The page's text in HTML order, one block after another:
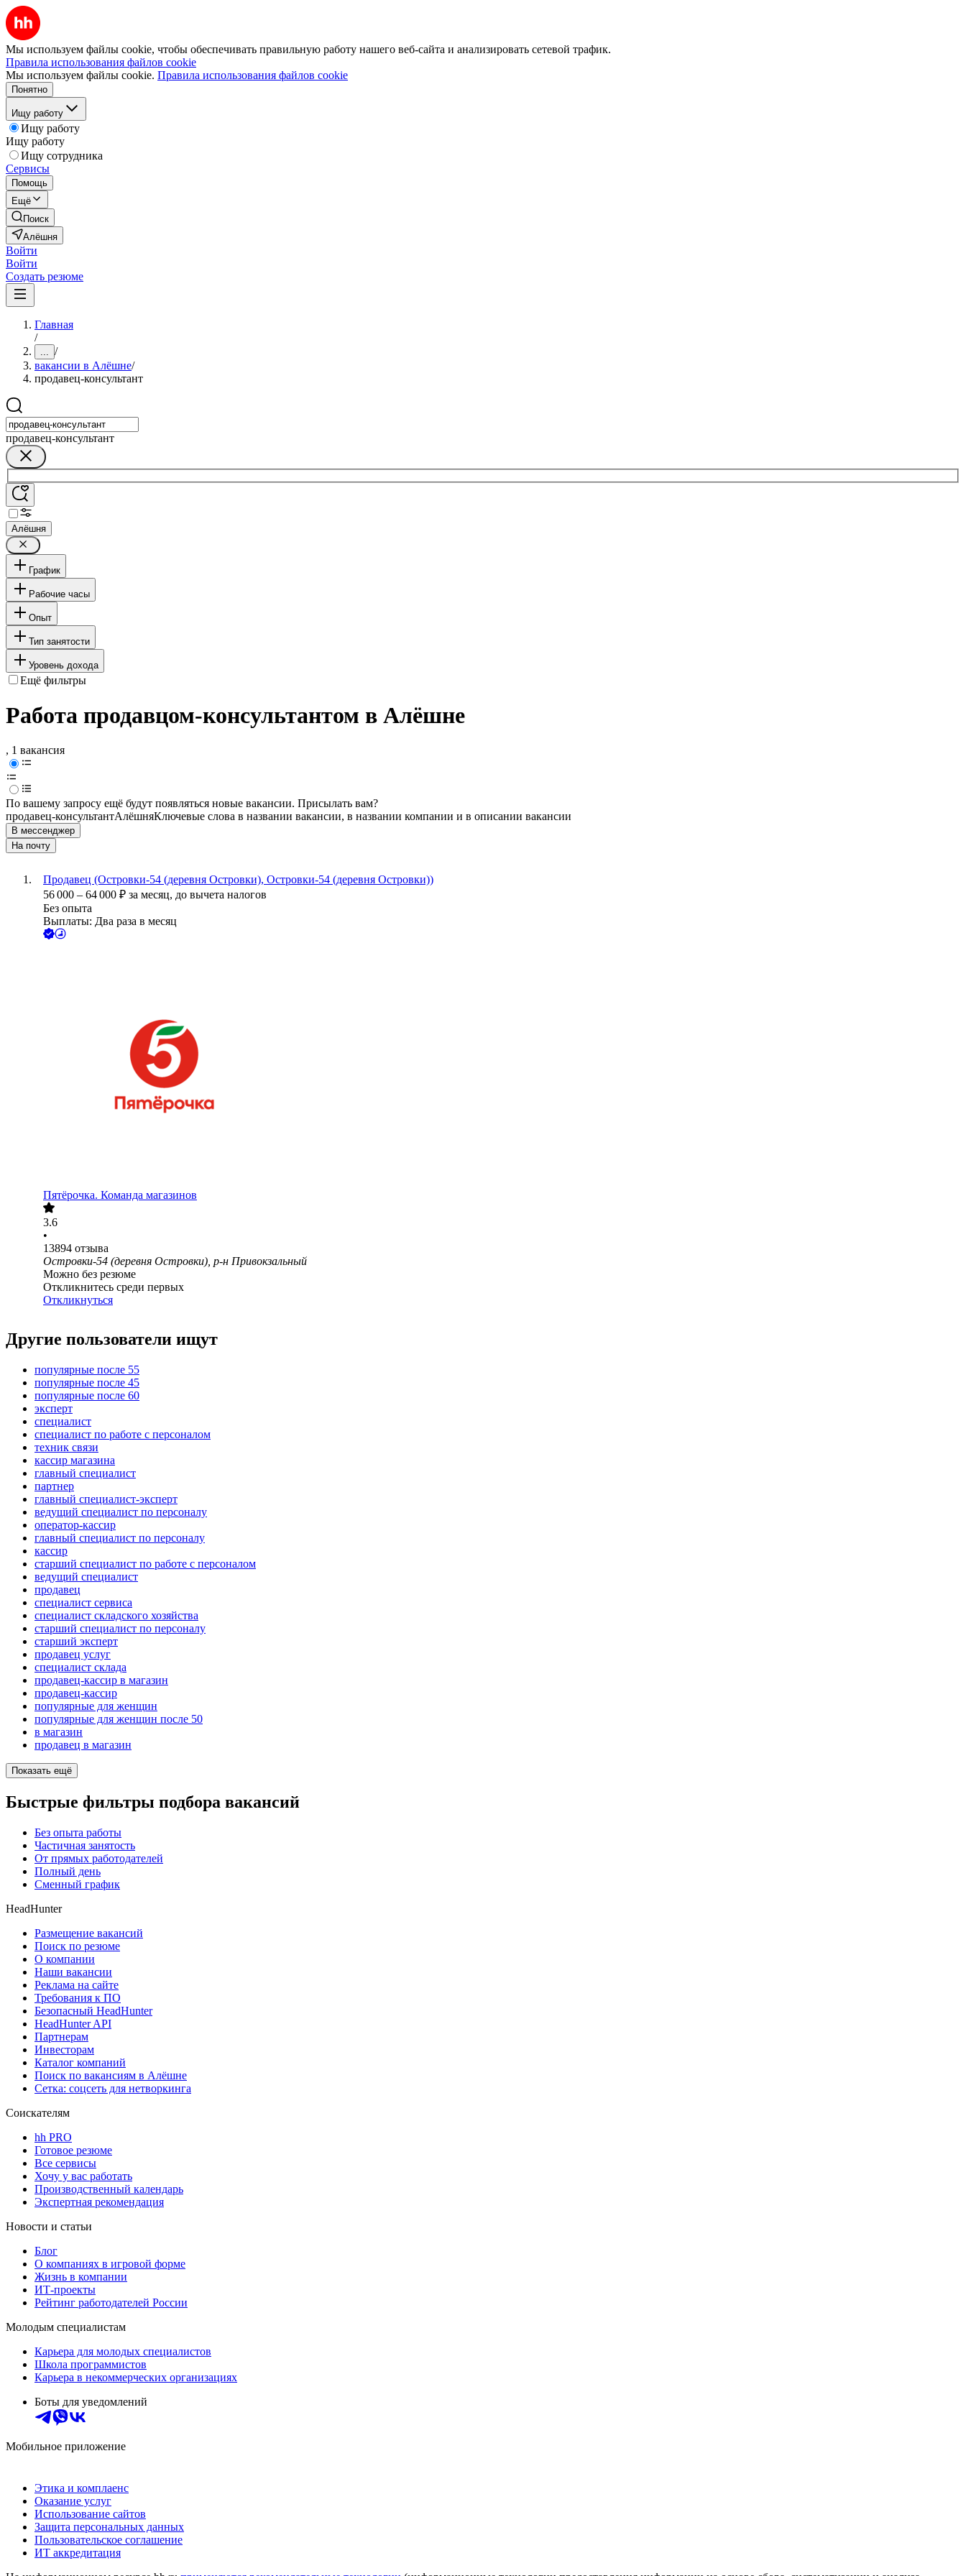
Мы используем файлы cookie, чтобы обеспечивать правильную работу нашего веб-сайта и анализировать сетевой трафик.
Правила использования файлов cookie
Мы используем файлы cookie. Правила использования файлов cookie
Понятно
Ищу работу
Ищу работу
Ищу работу
Ищу сотрудника
Сервисы
Помощь
Ещё
Поиск
Алёшня
Войти
Войти
Создать резюме
Главная
/
... /
вакансии в Алёшне/
продавец-консультант
продавец-консультант
Алёшня
График
Рабочие часы
Опыт
Тип занятости
Уровень дохода
Ещё фильтры
Работа продавцом-консультантом в Алёшне
, 1 вакансия
По вашему запросу ещё будут появляться новые вакансии. Присылать вам?
продавец-консультантАлёшняКлючевые слова в названии вакансии, в названии компании и в описании вакансии
В мессенджер
На почту
Продавец (Островки-54 (деревня Островки), Островки-54 (деревня Островки))
56 000 – 64 000 ₽ за месяц, до вычета налогов
Без опыта
Выплаты: Два раза в месяц
Пятёрочка. Команда магазинов
3.6
•
13894 отзыва
Островки-54 (деревня Островки), р-н Привокзальный
Можно без резюме
Откликнитесь среди первых
Откликнуться
Другие пользователи ищут
популярные после 55
популярные после 45
популярные после 60
эксперт
специалист
специалист по работе с персоналом
техник связи
кассир магазина
главный специалист
партнер
главный специалист-эксперт
ведущий специалист по персоналу
оператор-кассир
главный специалист по персоналу
кассир
старший специалист по работе с персоналом
ведущий специалист
продавец
специалист сервиса
специалист складского хозяйства
старший специалист по персоналу
старший эксперт
продавец услуг
специалист склада
продавец-кассир в магазин
продавец-кассир
популярные для женщин
популярные для женщин после 50
в магазин
продавец в магазин
Показать ещё
Быстрые фильтры подбора вакансий
Без опыта работы
Частичная занятость
От прямых работодателей
Полный день
Сменный график
HeadHunter
Размещение вакансий
Поиск по резюме
О компании
Наши вакансии
Реклама на сайте
Требования к ПО
Безопасный HeadHunter
HeadHunter API
Партнерам
Инвесторам
Каталог компаний
Поиск по вакансиям в Алёшне
Сетка: соцсеть для нетворкинга
Соискателям
hh PRO
Готовое резюме
Все сервисы
Хочу у вас работать
Производственный календарь
Экспертная рекомендация
Новости и статьи
Блог
О компаниях в игровой форме
Жизнь в компании
ИТ-проекты
Рейтинг работодателей России
Молодым специалистам
Карьера для молодых специалистов
Школа программистов
Карьера в некоммерческих организациях
Боты для уведомлений
Мобильное приложение
Этика и комплаенс
Оказание услуг
Использование сайтов
Защита персональных данных
Пользовательское соглашение
ИТ аккредитация